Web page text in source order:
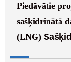
Piedāvātie
sašķidrinātā
(LNG)